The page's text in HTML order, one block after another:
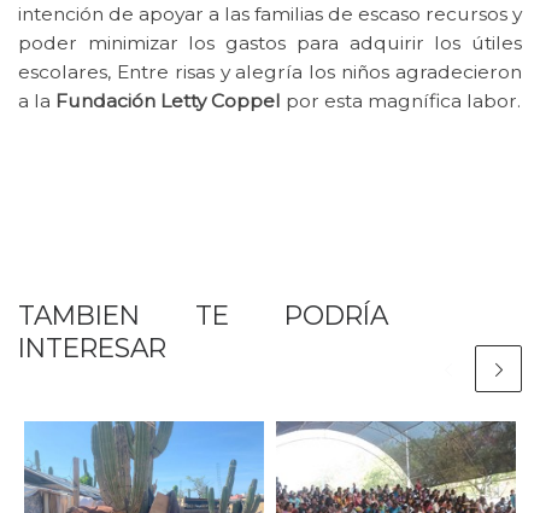
intención de apoyar a las familias de escaso recursos y
poder minimizar los gastos para adquirir los útiles
escolares, Entre risas y alegría los niños agradecieron
a la Fundación Letty Coppel por esta magnífica labor.
TAMBIEN TE PODRÍA
INTERESAR